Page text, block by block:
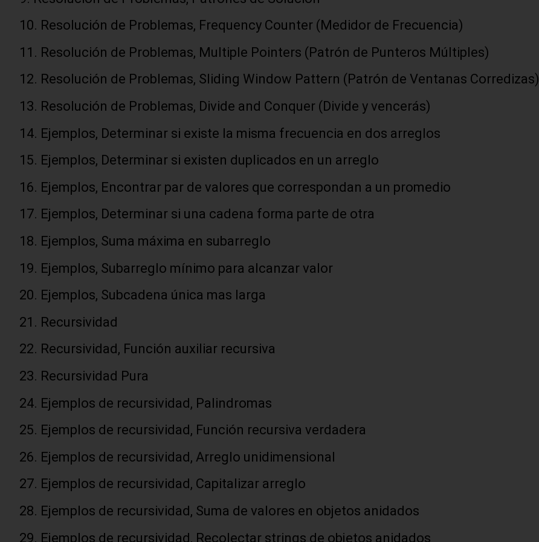
Resolución de Problemas, Frequency Counter (Medidor de Frecuencia)
Resolución de Problemas, Multiple Pointers (Patrón de Punteros Múltiples)
Resolución de Problemas, Sliding Window Pattern (Patrón de Ventanas Corredizas)
Resolución de Problemas, Divide and Conquer (Divide y vencerás)
Ejemplos, Determinar si existe la misma frecuencia en dos arreglos
Ejemplos, Determinar si existen duplicados en un arreglo
Ejemplos, Encontrar par de valores que correspondan a un promedio
Ejemplos, Determinar si una cadena forma parte de otra
Ejemplos, Suma máxima en subarreglo
Ejemplos, Subarreglo mínimo para alcanzar valor
Ejemplos, Subcadena única mas larga
Recursividad
Recursividad, Función auxiliar recursiva
Recursividad Pura
Ejemplos de recursividad, Palindromas
Ejemplos de recursividad, Función recursiva verdadera
Ejemplos de recursividad, Arreglo unidimensional
Ejemplos de recursividad, Capitalizar arreglo
Ejemplos de recursividad, Suma de valores en objetos anidados
Ejemplos de recursividad, Recolectar strings de objetos anidados